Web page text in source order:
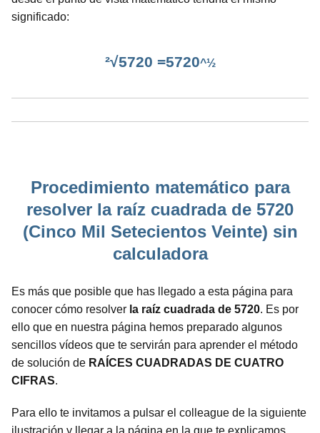
significado:
²√5720 =5720^½
Procedimiento matemático para
resolver la raíz cuadrada de 5720
(Cinco Mil Setecientos Veinte) sin
calculadora
Es más que posible que has llegado a esta página para
conocer cómo resolver la raíz cuadrada de 5720. Es por
ello que en nuestra página hemos preparado algunos
sencillos vídeos que te servirán para aprender el método
de solución de RAÍCES CUADRADAS DE CUATRO
CIFRAS.
Para ello te invitamos a pulsar el colleague de la siguiente